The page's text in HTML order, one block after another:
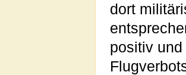
dort
positiv